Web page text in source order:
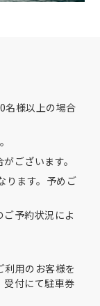
名様以上の場合
ございます。
ります。予めご
予約状況によ
利用のお客様を
受付にて駐車券